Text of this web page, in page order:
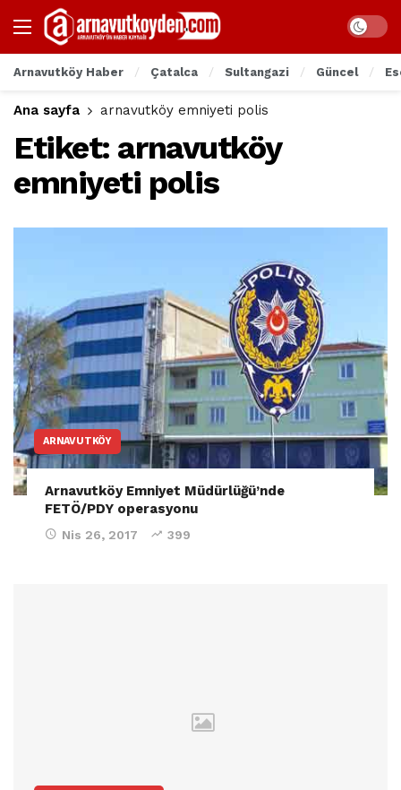
Arnavutköy Haber Çatalca Sultangazi Güncel
Ana sayfa arnavutköy emniyeti polis
Etiket: arnavutköy
emniyeti polis
ARNAVUTKÖY
Arnavutköy Emniyet Müdürlüğü’nde
FETÖ/PDY operasyonu
Nis 26, 2017 399